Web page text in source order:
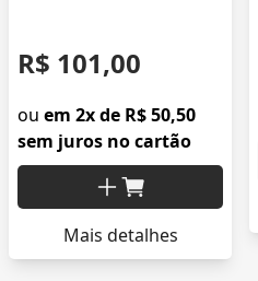
R$ 101,00
ou em 2x de R$ 50,50
sem juros no cartão
Mais detalhes